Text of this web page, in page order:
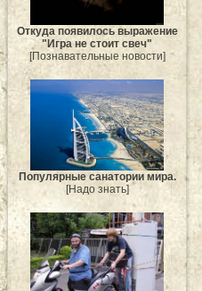
Откуда появилось выражение
"Игра не стоит свеч"
[Познавательные новости]
Популярные санатории мира.
[Надо знать]